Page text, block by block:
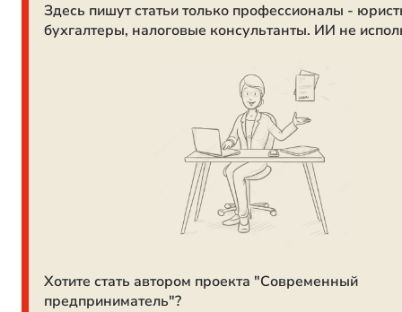
Здесь пишут статьи только профессионалы -
бухгалтеры, налоговые консультанты. ИИ не
Хотите стать автором проекта "Современный
предприниматель"?